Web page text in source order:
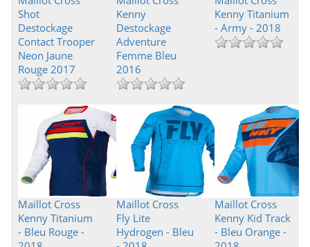
Shot
Destockage
Contact Trooper
Neon Jaune
Rouge 2017
Kenny
Destockage
Adventure
Femme Bleu
2016
Kenny Titanium
- Army - 2018
Maillot Cross
Kenny Titanium
- Bleu Rouge -
Maillot Cross
Fly Lite
Hydrogen - Bleu
Maillot Cross
Kenny Kid Track
- Bleu Orange -